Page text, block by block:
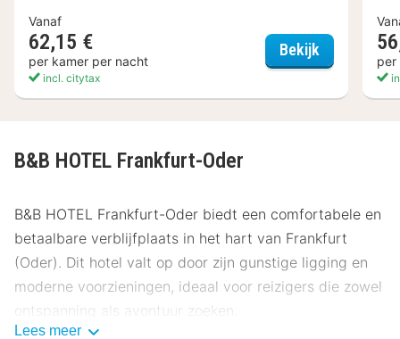
Vanaf
62,15 €
per kamer per nacht
incl. citytax
Bekijk Hotel
per
B&B HOTEL Frankfurt-Oder
B&B HOTEL Frankfurt-Oder biedt een comfortabele en
betaalbare verblijfplaats in het hart van Frankfurt
(Oder). Dit hotel valt op door zijn gunstige ligging en
moderne voorzieningen, ideaal voor reizigers die zowel
ontspanning als avontuur zoeken.
Lees meer